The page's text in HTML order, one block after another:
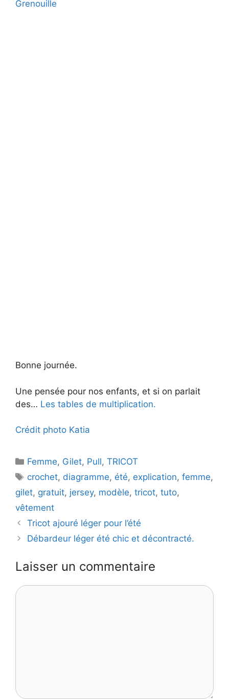
Grenouille
Bonne journée.
Une pensée pour nos enfants, et si on parlait
des… Les tables de multiplication.
Crédit photo Katia
Catégories
Femme, Gilet, Pull,TRICOT
Étiquettes
crochet, diagramme, été, explication,femme,
gilet, gratuit, jersey, modèle, tricot, tuto,
vêtement
Tricot ajouré léger pour l’été
Débardeur léger été chic et décontracté.
Laisser un commentaire
Commentaire